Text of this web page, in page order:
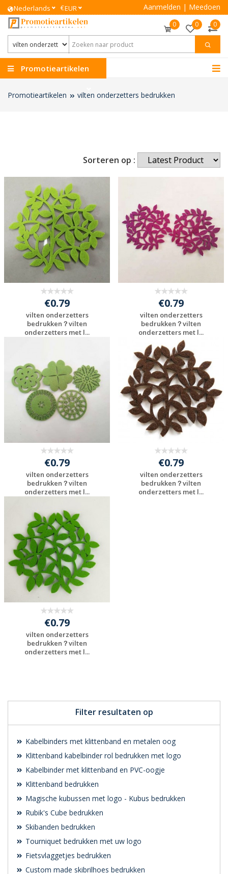
Nederlands €EUR Aanmelden | Meedoen
0 0 0
Promotieartikelen
Promotieartikelen vilten onderzetters bedrukken
Filter resultaten op
Kabelbinders met klittenband en metalen oog
Klittenband kabelbinder rol bedrukken met logo
Kabelbinder met klittenband en PVC-oogje
Klittenband bedrukken
Magische kubussen met logo - Kubus bedrukken
Rubik's Cube bedrukken
Skibanden bedrukken
Tourniquet bedrukken met uw logo
Fietsvlaggetjes bedrukken
Custom made skibrilhoes bedrukken
Sorteren op :
€0.79
vilten onderzetters
bedrukken？vilten
onderzetters met l...
aanvragen
€0.79
vilten onderzetters
bedrukken？vilten
onderzetters met l...
Gratis offerte
aanvragen
€0.79
vilten onderzetters
bedrukken？vilten
onderzetters met l...
Gratis offerte
aanvragen
€0.79
vilten onderzetters
bedrukken？vilten
onderzetters met l...
€0.79
vilten onderzetters
bedrukken？vilten
onderzetters met l...